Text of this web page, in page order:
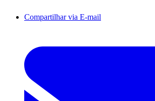
Compartilhar via E-mail